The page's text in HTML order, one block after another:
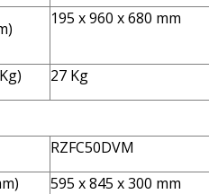
195 x 960 x 680 mm
27 Kg
RZFC50DVM
595 x 845 x 300 mm